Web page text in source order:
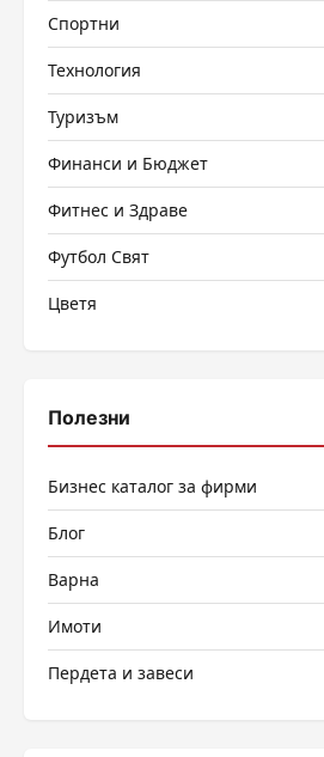
Спортни
Технология
Туризъм
Финанси и Бюджет
Фитнес и Здраве
Футбол Свят
Цветя
Полезни
Бизнес каталог за фирми
Блог
Варна
Имоти
Пердета и завеси